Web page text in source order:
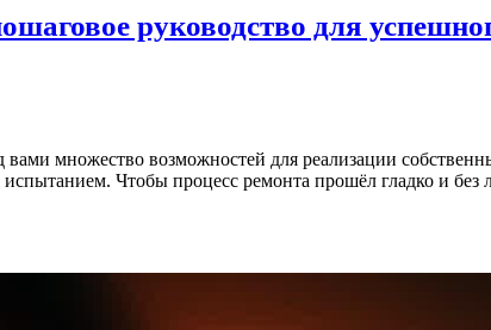
руководство для
множество возможностей для реализации
Чтобы процесс ремонта прошёл гладко и